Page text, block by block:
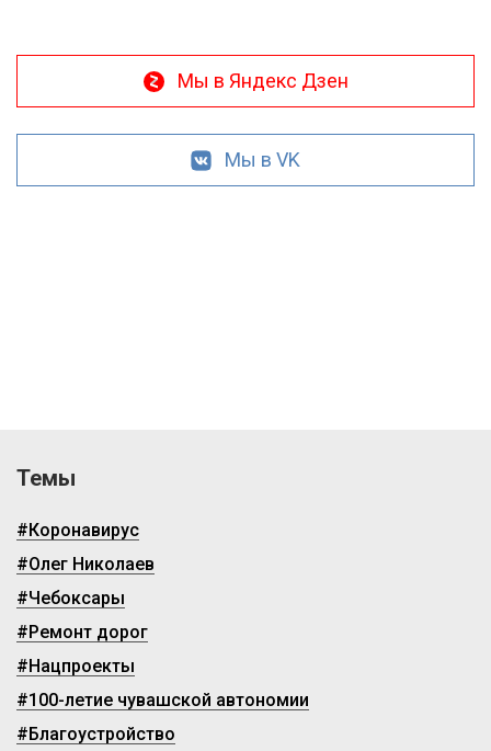
Мы в Яндекс Дзен
Мы в VK
Темы
#Коронавирус
#Олег Николаев
#Чебоксары
#Ремонт дорог
#Нацпроекты
#100-летие чувашской автономии
#Благоустройство